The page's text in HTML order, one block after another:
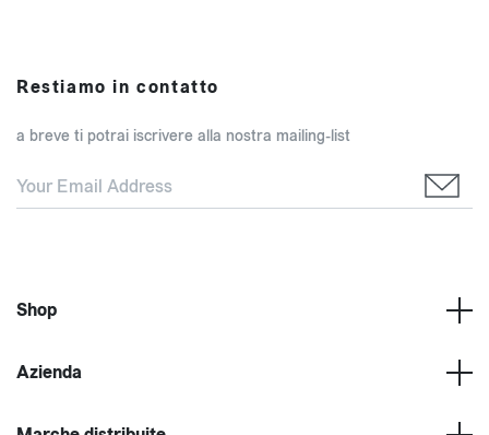
Restiamo in contatto
a breve ti potrai iscrivere alla nostra mailing-list
Shop
Azienda